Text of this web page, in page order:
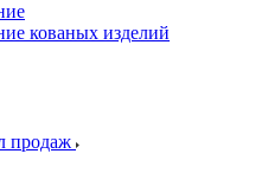
кованых изделий
продаж